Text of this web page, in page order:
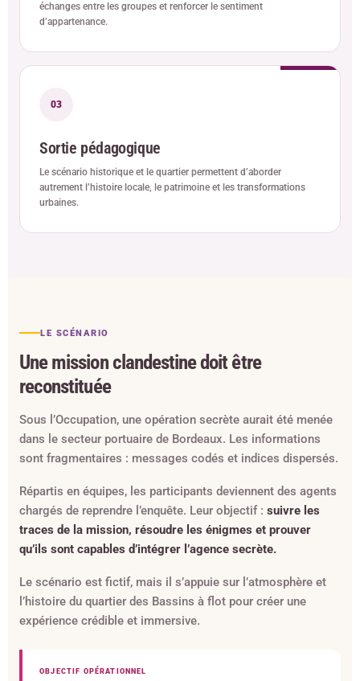
échanges entre les groupes et renforcer le sentiment
d’appartenance.
03
Sortie pédagogique
Le scénario historique et le quartier permettent d’aborder
autrement l’histoire locale, le patrimoine et les transformations
urbaines.
LE SCÉNARIO
Une mission clandestine doit être
reconstituée
Sous l’Occupation, une opération secrète aurait été menée
dans le secteur portuaire de Bordeaux. Les informations
sont fragmentaires : messages codés et indices dispersés.
Répartis en équipes, les participants deviennent des agents
chargés de reprendre l’enquête. Leur objectif : suivre les
traces de la mission, résoudre les énigmes et prouver
qu’ils sont capables d’intégrer l’agence secrète.
Le scénario est fictif, mais il s’appuie sur l’atmosphère et
l’histoire du quartier des Bassins à flot pour créer une
expérience crédible et immersive.
OBJECTIF OPÉRATIONNEL